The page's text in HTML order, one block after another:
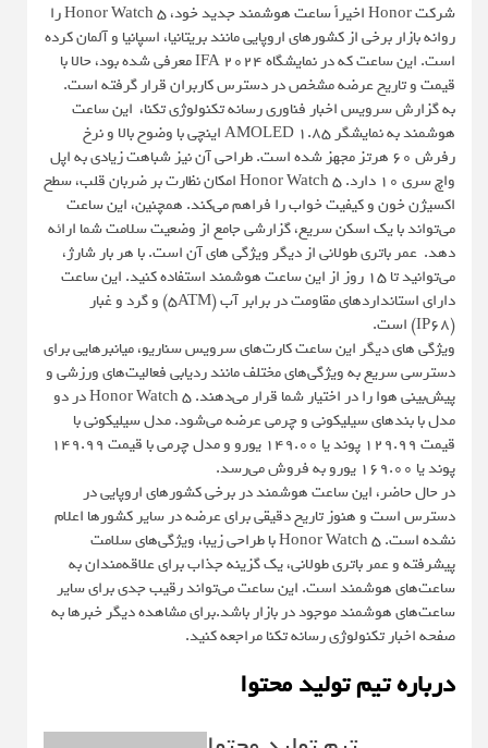
شرکت Honor اخیراً ساعت هوشمند جدید خود، Honor Watch 5 را
روانه بازار برخی از کشورهای اروپایی مانند بریتانیا، اسپانیا و آلمان کرده
است. این ساعت که در نمایشگاه IFA 2024 معرفی شده بود، حالا با
قیمت و تاریخ عرضه مشخص در دسترس کاربران قرار گرفته است.
به گزارش سرویس اخبار فناوری رسانه تکنولوژی تکنا، این ساعت
هوشمند به نمایشگر AMOLED 1.85 اینچی با وضوح بالا و نرخ
رفرش 60 هرتز مجهز شده است. طراحی آن نیز شباهت زیادی به اپل
واچ سری 10 دارد. Honor Watch 5 امکان نظارت بر ضربان قلب، سطح
اکسیژن خون و کیفیت خواب را فراهم می‌کند. همچنین، این ساعت
می‌تواند با یک اسکن سریع، گزارشی جامع از وضعیت سلامت شما ارائه
دهد. عمر باتری طولانی از دیگر ویژگی های آن است. با هر بار شارژ،
می‌توانید تا 15 روز از این ساعت هوشمند استفاده کنید. این ساعت
دارای استانداردهای مقاومت در برابر آب (5ATM) و گرد و غبار
(IP68) است.
ویژگی های دیگر این ساعت کارت‌های سرویس سناریو، میانبرهایی برای
دسترسی سریع به ویژگی‌های مختلف مانند ردیابی فعالیت‌های ورزشی و
پیش‌بینی هوا را در اختیار شما قرار می‌دهند. Honor Watch 5 در دو
مدل با بندهای سیلیکونی و چرمی عرضه می‌شود. مدل سیلیکونی با
قیمت 129.99 پوند یا 149.00 یورو و مدل چرمی با قیمت 149.99
پوند یا 169.00 یورو به فروش می‌رسد.
در حال حاضر، این ساعت هوشمند در برخی کشورهای اروپایی در
دسترس است و هنوز تاریخ دقیقی برای عرضه در سایر کشورها اعلام
نشده است. Honor Watch 5 با طراحی زیبا، ویژگی‌های سلامت
پیشرفته و عمر باتری طولانی، یک گزینه جذاب برای علاقه‌مندان به
ساعت‌های هوشمند است. این ساعت می‌تواند رقیب جدی برای سایر
ساعت‌های هوشمند موجود در بازار باشد.برای مشاهده دیگر خبرها به
صفحه اخبار تکنولوژی رسانه تکنا مراجعه کنید.
درباره تیم تولید محتوا